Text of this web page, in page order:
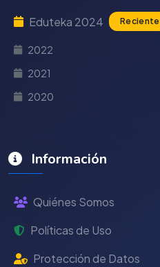
Eduteka 2024 Reciente
2022
2021
2020
Información
Quiénes Somos
Políticas de Uso
Protección de Datos